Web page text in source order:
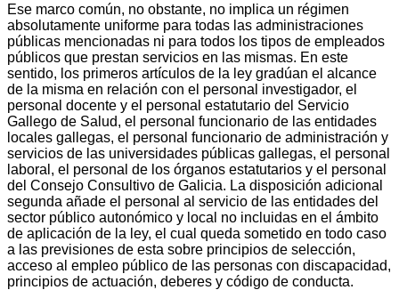
Ese marco común, no obstante, no implica un régimen
absolutamente uniforme para todas las administraciones
públicas mencionadas ni para todos los tipos de empleados
públicos que prestan servicios en las mismas. En este
sentido, los primeros artículos de la ley gradúan el alcance
de la misma en relación con el personal investigador, el
personal docente y el personal estatutario del Servicio
Gallego de Salud, el personal funcionario de las entidades
locales gallegas, el personal funcionario de administración y
servicios de las universidades públicas gallegas, el personal
laboral, el personal de los órganos estatutarios y el personal
del Consejo Consultivo de Galicia. La disposición adicional
segunda añade el personal al servicio de las entidades del
sector público autonómico y local no incluidas en el ámbito
de aplicación de la ley, el cual queda sometido en todo caso
a las previsiones de esta sobre principios de selección,
acceso al empleo público de las personas con discapacidad,
principios de actuación, deberes y código de conducta.